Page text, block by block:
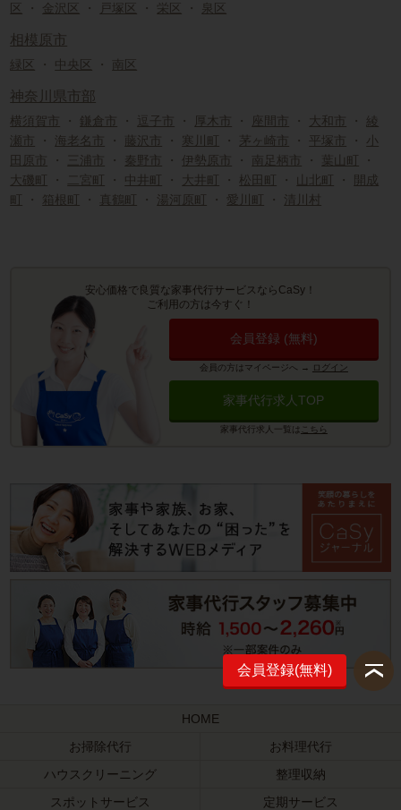
区
・ 金沢区 ・ 戸塚区 ・ 栄区 ・ 泉区
相模原市
緑区 ・ 中央区 ・ 南区
神奈川県市部
横須賀市 ・ 鎌倉市 ・ 逗子市 ・ 厚木市 ・ 座間市 ・ 大和市 ・ 綾
瀬市
・ 海老名市 ・ 藤沢市 ・ 寒川町 ・ 茅ヶ崎市 ・ 平塚市 ・ 小
田原市
・ 三浦市 ・ 秦野市 ・ 伊勢原市 ・ 南足柄市 ・ 葉山町 ・
大磯町 ・ 二宮町 ・ 中井町 ・ 大井町 ・ 松田町 ・ 山北町 ・
開成
町 ・ 箱根町 ・ 真鶴町 ・ 湯河原町 ・ 愛川町 ・ 清川村
安心価格で良質な家事代行サービスならCaSy！
ご利用の方は今すぐ！
会員登録 (無料)
会員の方はマイページへ → ログイン
家事代行求人TOP
家事代行求人一覧は こちら
会員登録(無料)
HOME
お掃除代行
お料理代行
ハウスクリーニング
整理収納
スポットサービス
定期サービス